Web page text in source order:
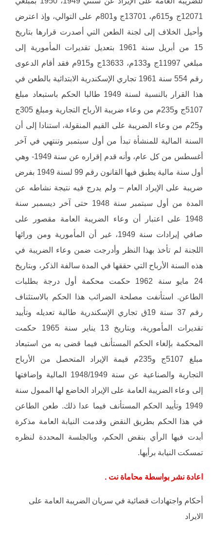
12071ج و615م، 13701ج و801م على التوالي، وإذ اعترض
وأحيل الخلاف إلى لجنة الطعن التي أصدرت قرارها بتاريخ
15 من أبريل سنة 1961 بتعديل تقديرات المأمورية إلى
مبلغي 11997ج و133م، 13633ج و915م فقد أقام الدعوى
رقم 554 سنة 1961 تجاري الإسكندرية الابتدائية بالطعن في
هذا القرار بالنسبة لسنة 1949 طالبا الحكم باستبعاد مبلغ
5107ج و235م من وعاء ضريبة الأرباح التجارية ومبلغ 305ج
و25م من وعاء الضريبة على القيم المنقولة، استنادا إلى أن
السنة المالية للمنشأة تبدأ من أول سبتمبر وتنتهي في آخر
أغسطس من كل عام، وأنه قدم إقراره عن سنة 1949- وهي
أول سنة مالية يطبق فيها القانون رقم 99 لسنة 1949 بفرض
ضريبة على الإيراد العام – ولم يدرج فيه نتيجة نشاطه عن
المدة من أول سبتمبر سنة 1948 حتى آخر ديسمبر سنة
1948 على اعتبار أن وعاء الضريبة العامة مقصور على
صافي إيرادات سنة 1949، غير أن المأمورية ومن ورائها
اللجنة لم تأخذ بهذا النظر وأدرجت ضمن وعاء الضريبة في
هذه السنة الأرباح التي حققها في المدة سالفة الذكر، وبتاريخ
24 مايو سنة 1962 حكمت محكمة أول درجة بطلبات
الطاعن. استأنفت مصلحة الضرائب هذا الحكم بالاستئناف
رقم 37 سنة 19ق تجاري الإسكندرية طالبة تعديله وتأييد
تقديرات المأمورية، وبتاريخ 13 يناير سنة 1965 حكمت
المحكمة بإلغاء الحكم المستأنف فيما قضى به من استبعاد
مبلغ 5107ج و235م قيمة الإيراد المتحصل من الأرباح
التجارية والصناعية عن سنة 1948/1949 المالية وإضافتها
إلى وعاء الضريبة العامة على الإيراد الخاضع لها الممول سنة
1949 وتأييد الحكم المستأنف فيما عدا ذلك. طعن الطاعن
في هذا الحكم بطريق النقض وقدمت النيابة العامة مذكرة
أبدت فيها الرأي بنقض الحكم، وبالجلسة المحددة لنظره
تمسكت النيابة برأيها.
اعادة نشر بواسطة محاماة نت .
أحكام واجتهادات قضائية في سريان الضريبة العامة على
الايراد